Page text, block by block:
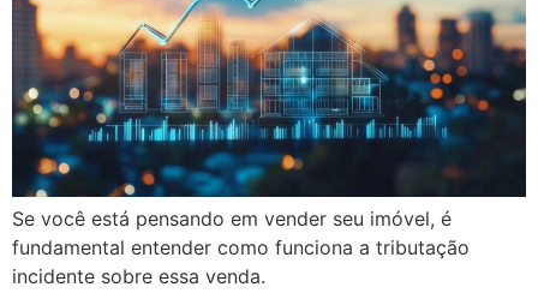
Se você está pensando em vender seu imóvel, é
fundamental entender como funciona a tributação
incidente sobre essa venda.